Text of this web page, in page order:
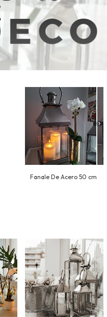
Fanale De Acero 50 cm